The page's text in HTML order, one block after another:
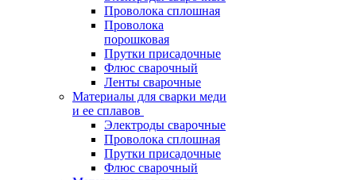
Проволока сплошная
Проволока
порошковая
Прутки присадочные
Флюс сварочный
Ленты сварочные
Материалы для сварки меди
и ее сплавов
Электроды сварочные
Проволока сплошная
Прутки присадочные
Флюс сварочный